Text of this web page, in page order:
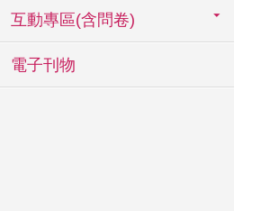
互動專區(含問卷)
電子刊物